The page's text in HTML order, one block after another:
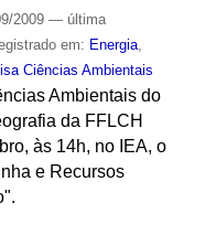
2009 — última
em: Energia,
Ciências Ambientais
Ambientais do
da FFLCH
às 14h, no IEA, o
e Recursos